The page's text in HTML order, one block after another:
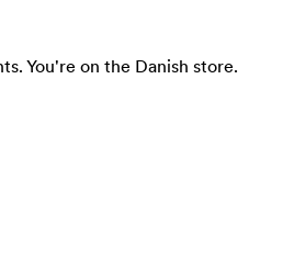
You're on the Danish store.